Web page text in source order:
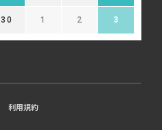
30 1 2 3
利用規約